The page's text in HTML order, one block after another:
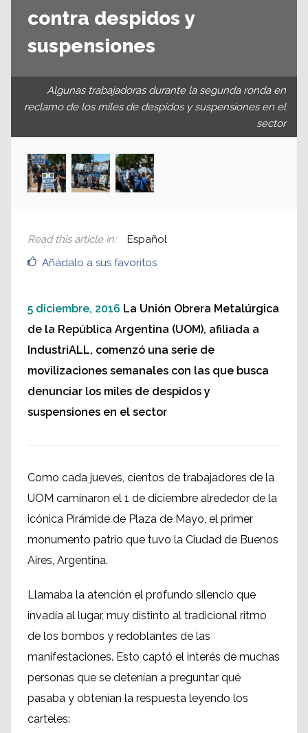
contra despidos y
suspensiones
Algunas trabajadoras durante la segunda ronda en
reclamo de los miles de despidos y suspensiones en el
sector
Añádalo a sus favoritos
Read this article in: Español
5 diciembre, 2016 La Unión Obrera Metalúrgica
de la República Argentina (UOM), afiliada a
IndustriALL, comenzó una serie de
movilizaciones semanales con las que busca
denunciar los miles de despidos y
suspensiones en el sector
Como cada jueves, cientos de trabajadores de la
UOM caminaron el 1 de diciembre alrededor de la
icónica Pirámide de Plaza de Mayo, el primer
monumento patrio que tuvo la Ciudad de Buenos
Aires, Argentina.
Llamaba la atención el profundo silencio que
invadía al lugar, muy distinto al tradicional ritmo
de los bombos y redoblantes de las
manifestaciones. Esto captó el interés de muchas
personas que se detenían a preguntar qué
pasaba y obtenían la respuesta leyendo los
carteles: